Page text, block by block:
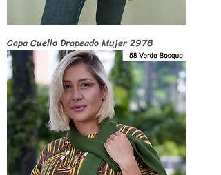
Capa Cuello Drapeado Mujer 2978